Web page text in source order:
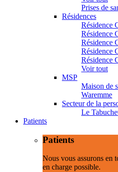
Prises de
Résidences
Résidence
Résidence
Résidence
Résidence
Résidence
Voir tout
MSP
Maison de
Waremme
Secteur de la
Le
Patients
Patients
Nous vous assurons en
en charge possible.